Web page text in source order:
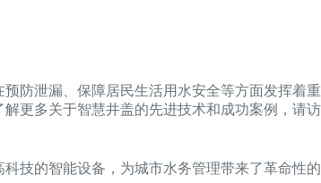
防泄漏、保障居民生活用水安全等方面发挥着重
更多关于智慧井盖的先进技术和成功案例，请访
技的智能设备，为城市水务管理带来了革命性的